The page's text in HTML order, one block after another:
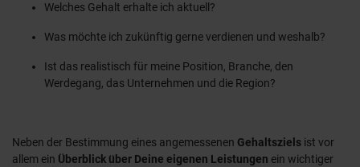
Welches Gehalt erhalte ich aktuell?
Was möchte ich zukünftig gerne verdienen und weshalb?
Ist das realistisch für meine Position, Branche, den
Werdegang, das Unternehmen und die Region?
Neben der Bestimmung eines angemessenen Gehaltsziels ist vor
allem ein Überblick über Deine eigenen Leistungen ein wichtiger